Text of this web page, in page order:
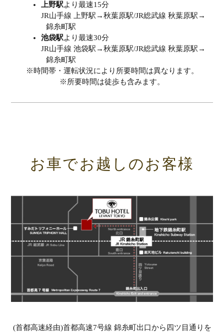
上野駅より最速15分
JR山手線 上野駅→秋葉原駅/JR総武線 秋葉原駅→
錦糸町駅
池袋駅より最速30分
JR山手線 池袋駅→秋葉原駅/JR総武線 秋葉原駅→
錦糸町駅
※時間帯・運転状況により所要時間は異なります。
※所要時間は徒歩も含みます。
お車でお越しのお客様
(首都高速経由)首都高速7号線 錦糸町出口から四ツ目通りを